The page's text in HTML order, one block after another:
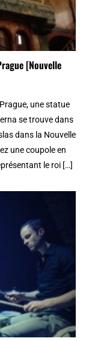
[Nouvelle
une statue
se trouve dans
dans la Nouvelle
une coupole en
le roi […]